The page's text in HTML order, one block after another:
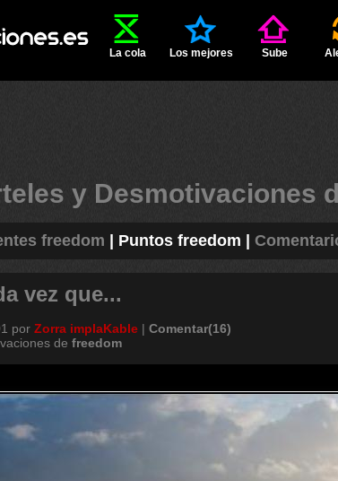
La cola Los mejores Sube
y Desmotivaciones
freedom Puntos freedom
vez que...
por Zorra implaKable | Comentar(16)
de freedom